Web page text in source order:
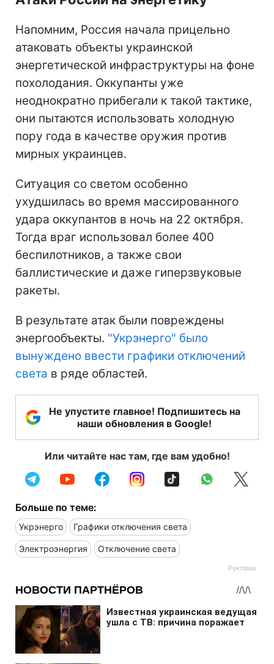
Напомним, Россия начала прицельно
атаковать объекты украинской
энергетической инфраструктуры на фоне
похолодания. Оккупанты уже
неоднократно прибегали к такой тактике,
они пытаются использовать холодную
пору года в качестве оружия против
мирных украинцев.
Ситуация со светом особенно
ухудшилась во время массированного
удара оккупантов в ночь на 22 октября.
Тогда враг использовал более 400
беспилотников, а также свои
баллистические и даже гиперзвуковые
ракеты.
В результате атак были повреждены
энергообъекты. "Укрэнерго" было
вынуждено ввести графики отключений
света в ряде областей.
Не упустите главное! Подпишитесь на
наши обновления в Google!
Или читайте нас там, где вам удобно!
Больше по теме:
Укрэнерго Графики отключения света
Электроэнергия Отключение света